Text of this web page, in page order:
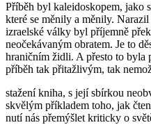
Příběh byl kaleidoskopem, jako
které se měnily a měnily.
izraelské války byl příjemně
neočekávaným obratem. Je to
hraničním židli. A přesto to byla
příběh tak přitažlivým, tak
stažení kniha, s její sbírkou
skvělým příkladem toho, jak
nutí nás přemýšlet kriticky o